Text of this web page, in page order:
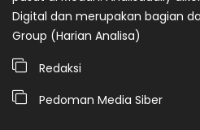
Digital dan merupakan bagian
Group (Harian Analisa)
Redaksi
Pedoman Media Siber